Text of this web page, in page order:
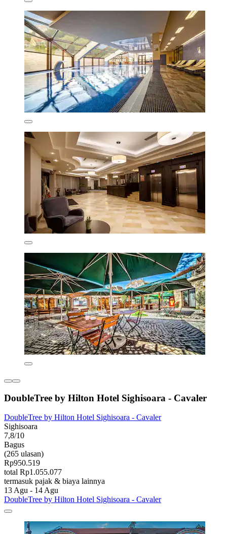
DoubleTree by Hilton Hotel Sighisoara - Cavaler
DoubleTree by Hilton Hotel Sighisoara - Cavaler
Sighisoara
7,8/10
Bagus
(265 ulasan)
Rp950.519
total Rp1.055.077
termasuk pajak & biaya lainnya
13 Agu - 14 Agu
DoubleTree by Hilton Hotel Sighisoara - Cavaler